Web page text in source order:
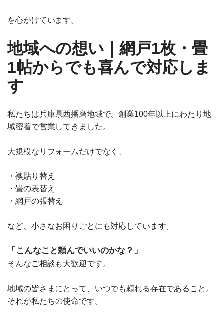
を心がけています。
地域への想い｜網戸1枚・畳
1帖からでも喜んで対応しま
す
私たちは兵庫県西播磨地域で、創業100年以上にわたり地
域密着で営業してきました。
大規模なリフォームだけでなく、
・襖貼り替え
・畳の表替え
・網戸の張替え
など、小さなお困りごとにも対応しています。
「こんなこと頼んでいいのかな？」
そんなご相談も大歓迎です。
地域の皆さまにとって、いつでも頼れる存在であること。
それが私たちの使命です。